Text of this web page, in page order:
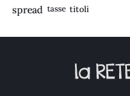
spread tasse titoli